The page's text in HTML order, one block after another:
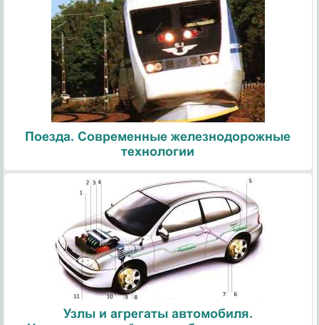
Поезда. Современные железнодорожные
технологии
Узлы и агрегаты автомобиля.